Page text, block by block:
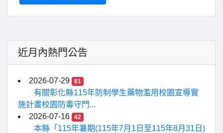
近月內熱門公告
2026-07-29 81
有關彰化縣115年防制學生藥物濫用校園宣導實
施計畫校園防毒守門...
2026-07-16
42
本縣「115年暑期(115年7月1日至115年8月31日)